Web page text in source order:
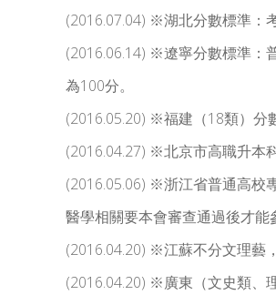
(2016.07.04) ※湖北分數標準：
(2016.06.14) ※遼寧分數標準：
為100分。
(2016.05.20) ※福建（18類）分
(2016.04.27) ※北京市高職升本
(2016.05.06) ※浙江省普通高校
醫學相關要本會審查通過後才能
(2016.04.20) ※江蘇不分文理藝
(2016.04.20) ※廣東（文史類、